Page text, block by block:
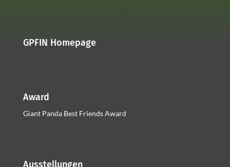
GPFIN Homepage
Award
Giant Panda Best Friends Award
Ausstellungen